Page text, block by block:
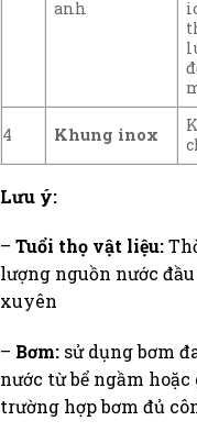
anh
4 Khung inox
Lưu ý:
– Tuổi thọ vật liệu:
lượng nguồn nước
xuyên
– Bơm: sử dụng bơm
nước từ bể ngầm
trường hợp bơm đủ